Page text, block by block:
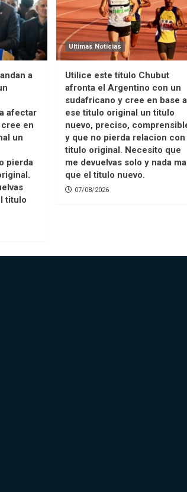
a
afectar
en
un
pierda
titulo
Ultimas Noticias
Utilice este título Chubut
afronta el Argentino con un
sudafricano y cree en base a
ese titulo original un titulo
nuevo, preciso,
y que no pierda relacion con
titulo original. Necesito que
me devuelvas solo y nada
que el titulo nuevo.
07/08/2026